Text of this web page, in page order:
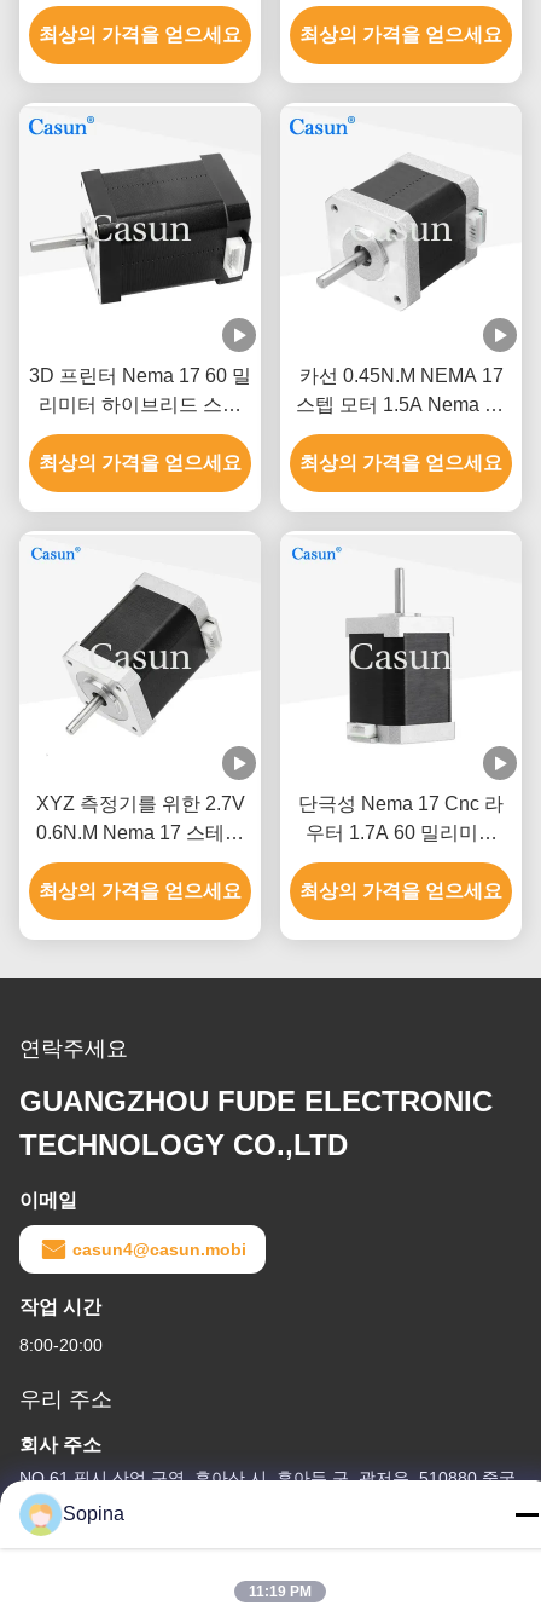
0.52Nm
최상의 가격을 얻으세요
1.0A 130mN.m 의료 장비
최상의 가격을 얻으세요
3D 프린터 Nema 17 60 밀
리미터 하이브리드 스텝
모터 0.5A 0.78N.M 2는 단
계적으로 시행합니다
최상의 가격을 얻으세요
카선 0.45N.M NEMA 17
스텝 모터 1.5A Nema 17
48 밀리미터 2 단계 1.8 급
최상의 가격을 얻으세요
XYZ 측정기를 위한 2.7V
0.6N.M Nema 17 스테핑
모터
최상의 가격을 얻으세요
단극성 Nema 17 Cnc 라
우터 1.7A 60 밀리미터
3018 Cnc 스텝 모터
최상의 가격을 얻으세요
연락주세요
GUANGZHOU FUDE ELECTRONIC
TECHNOLOGY CO.,LTD
이메일
casun4@casun.mobi
작업 시간
8:00-20:00
우리 주소
회사 주소
NO.61 핑시 산업 구역, 후아산 시, 후아두 구, 광저우, 510880,중국
공장 주소
Sopina
11:19 PM